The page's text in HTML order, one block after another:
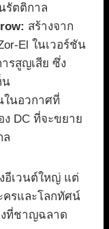
รัตติกาล
สร้างจาก
El ในเวอร์ชัน
รสูญเสีย ซึ่ง
น
นอวกาศที่
ง DC ที่จะขยาย
ล
อีเวนต์ใหญ่ แต่
รและโลกทัศน์
งที่ชาญฉลาด